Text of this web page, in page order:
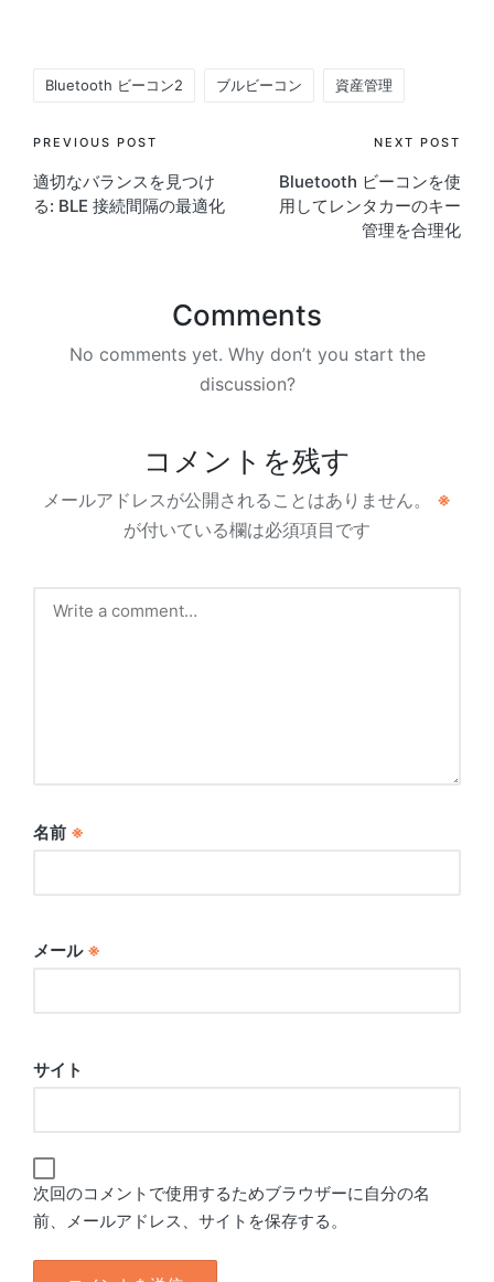
Bluetooth ビーコン2 ブルビーコン 資産管理
Post
navigation
PREVIOUS POST
適切なバランスを見つけ
る: BLE 接続間隔の最適化
NEXT POST
Bluetooth ビーコンを使
用してレンタカーのキー
管理を合理化
Comments
No comments yet. Why don’t you start the
discussion?
コメントを残す
メールアドレスが公開されることはありません。
※
が付いている欄は必須項目です
名前 ※
メール ※
サイト
次回のコメントで使用するためブラウザーに自分の名
前、メールアドレス、サイトを保存する。